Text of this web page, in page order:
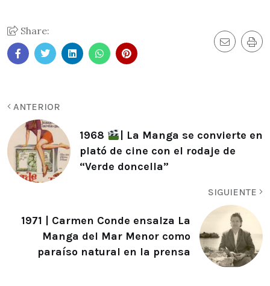
Share:
ANTERIOR
1968
| La Manga se convierte en
plató de cine con el rodaje de
“Verde doncella”
SIGUIENTE
1971 | Carmen Conde ensalza La
Manga del Mar Menor como
paraíso natural en la prensa